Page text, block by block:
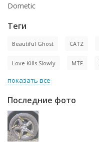
Dometic
Теги
Beautiful Ghost CATZ
Love Kills Slowly MTF
показать все
Последние фото